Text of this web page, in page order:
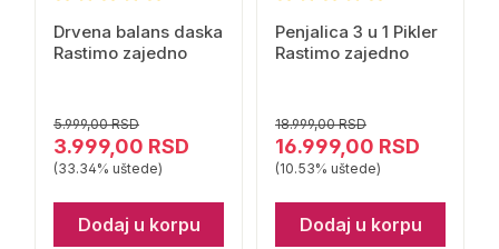
Drvena balans daska
Rastimo zajedno
5.999,00 RSD
3.999,00 RSD
(33.34% uštede)
Dodaj u korpu
Penjalica 3 u 1 Pikler
Rastimo zajedno
18.999,00 RSD
16.999,00 RSD
(10.53% uštede)
Dodaj u korpu